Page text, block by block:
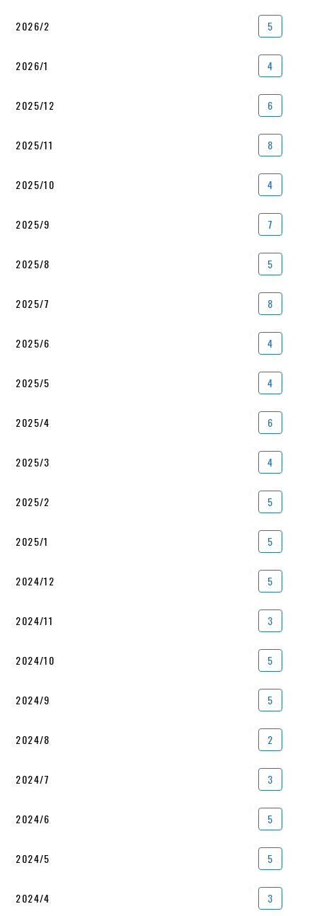
2026/2 5
2026/1 4
2025/12 6
2025/11 8
2025/10 4
2025/9 7
2025/8 5
2025/7 8
2025/6 4
2025/5 4
2025/4 6
2025/3 4
2025/2 5
2025/1 5
2024/12 5
2024/11 3
2024/10 5
2024/9 5
2024/8 2
2024/7 3
2024/6 5
2024/5 5
2024/4 3